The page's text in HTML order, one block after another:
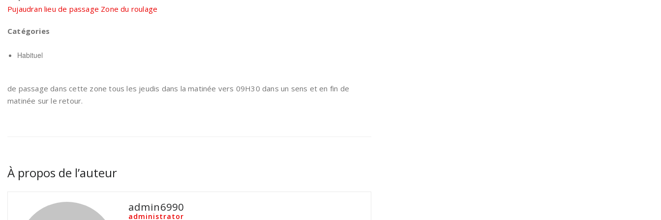
Pujaudran lieu de passage Zone du roulage
Catégories
Habituel
de passage dans cette zone tous les jeudis dans la matinée vers 09H30 dans un sens et en fin de
matinée sur le retour.
À propos de l’auteur
admin6990
administrator